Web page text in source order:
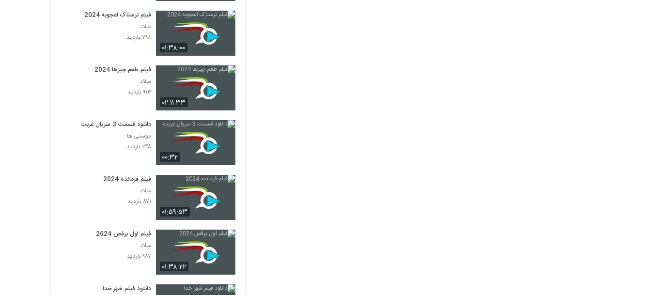
۰۱:۳۸:۰۰
فیلم ترسناک اعجوبه 2024
میلاد
۷۹۸ بازدید
۰۲:۱۱:۳۳
فیلم طعم چیزها 2024
میلاد
۹۱۳ بازدید
۰۰:۳۲
دانلود قسمت 3 سریال غربت
دوستی ها
۲۴۸ بازدید
۰۱:۵۹:۵۳
فیلم فرمانده 2024
میلاد
۸۷۱ بازدید
۰۱:۳۸:۲۲
فیلم اول برقص 2024
میلاد
۹۸۷ بازدید
دانلود فیلم شهر خدا